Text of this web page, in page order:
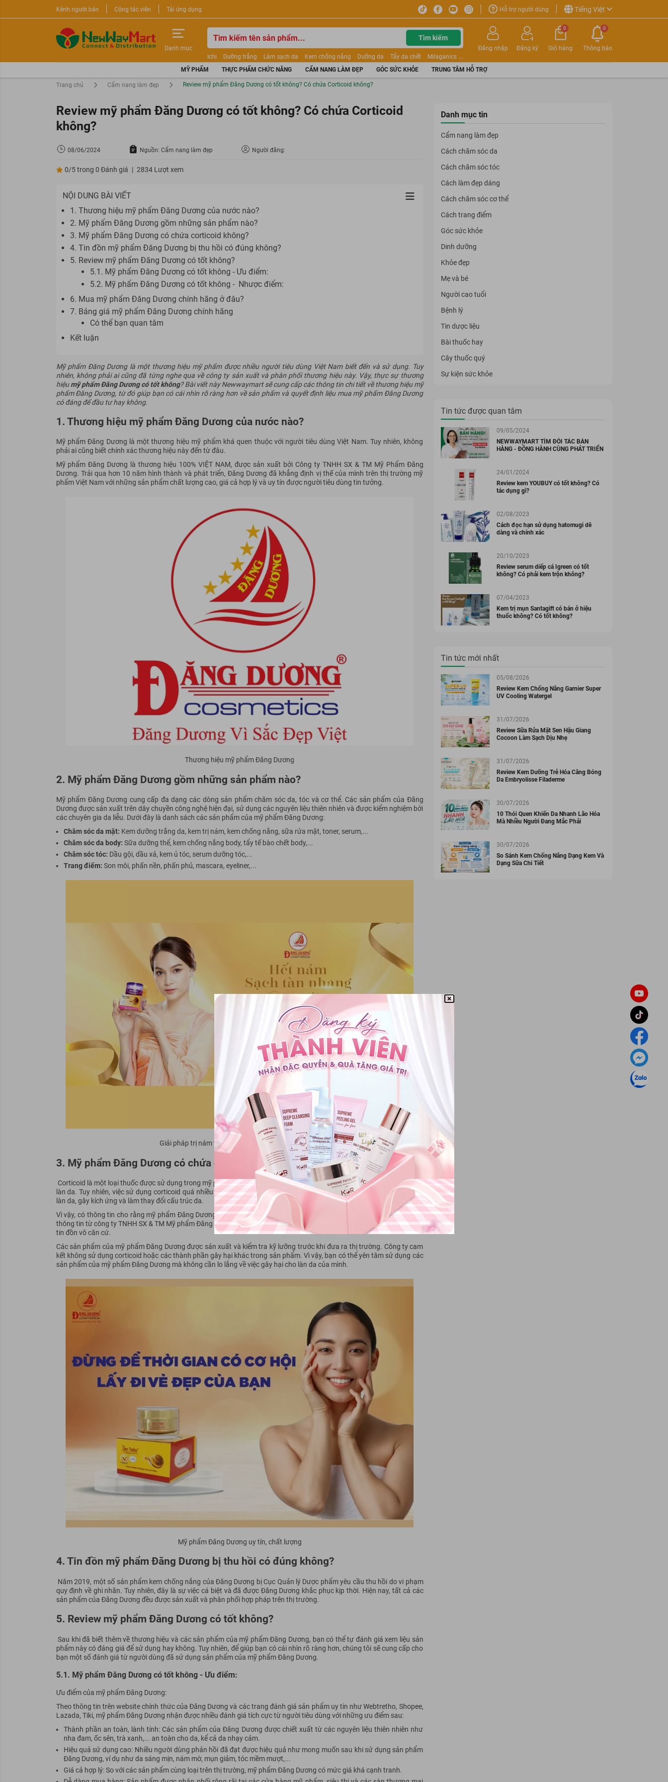
Kênh người bán Cộng tác viên Tải ứng dụng Hỗ trợ người dùng Tiếng Việt
Danh mục
Tìm kiếm
Ichi Dưỡng trắng Làm sạch da Kem chống nắng Dưỡng da Tẩy da chết
Milaganics
Nước tẩy trang
Kem trang điểm Dưỡng trắng Dior Mỹ phẩm Mặt nạ
Tinh chất
Sữa rửa mặt
Đăng nhập Đăng ký
0
Giỏ hàng Thông báo
0
MỸ PHẨM THỰC PHẨM CHỨC NĂNG CẨM NANG LÀM ĐẸP GÓC SỨC KHỎE TRUNG TÂM HỖ TRỢ
Trang chủ Cẩm nang làm đẹp Review mỹ phẩm Đăng Dương có tốt không? Có chứa Corticoid không?
Review mỹ phẩm Đăng Dương có tốt không? Có chứa Corticoid
không?
08/06/2024 Nguồn: Cẩm nang làm đẹp Người đăng:
0/5 trong 0 Đánh giá | 2834 Lượt xem
NỘI DUNG BÀI VIẾT
1. Thương hiệu mỹ phẩm Đăng Dương của nước nào?
2. Mỹ phẩm Đăng Dương gồm những sản phẩm nào?
3. Mỹ phẩm Đăng Dương có chứa corticoid không?
4. Tin đồn mỹ phẩm Đăng Dương bị thu hồi có đúng không?
5. Review mỹ phẩm Đăng Dương có tốt không?
5.1. Mỹ phẩm Đăng Dương có tốt không - Ưu điểm:
5.2. Mỹ phẩm Đăng Dương có tốt không - Nhược điểm:
6. Mua mỹ phẩm Đăng Dương chính hãng ở đâu?
7. Bảng giá mỹ phẩm Đăng Dương chính hãng
Có thể bạn quan tâm
Kết luận
Mỹ phẩm Đăng Dương là một thương hiệu mỹ phẩm được nhiều người tiêu dùng Việt Nam biết đến và sử dụng. Tuy
nhiên, không phải ai cũng đã từng nghe qua về công ty sản xuất và phân phối thương hiệu này. Vậy, thực sự thương
hiệumỹ phẩm Đăng Dương có tốt không? Bài viết nàyNewwaymartsẽ cung cấp các thông tin chi tiết về thương hiệu mỹ
phẩm Đăng Dương, từ đó giúp bạn có cái nhìn rõ ràng hơn về sản phẩm và quyết định liệu mua mỹ phẩm Đăng Dương
có đáng để đầu tư hay không.
1. Thương hiệu mỹ phẩm Đăng Dương của nước nào?
Mỹ phẩm Đăng Dương là một thương hiệu mỹ phẩm khá quen thuộc với người tiêu dùng Việt Nam. Tuy nhiên, không
phải ai cũng biết chính xác thương hiệu này đến từ đâu.
Mỹ phẩm Đăng Dương là thương hiệu 100% VIỆT NAM, được sản xuất bởi Công ty TNHH SX & TM Mỹ Phẩm Đăng
Dương. Trải qua hơn 10 năm hình thành và phát triển, Đăng Dương đã khẳng định vị thế của mình trên thị trường mỹ
phẩm Việt Nam với những sản phẩm chất lượng cao, giá cả hợp lý và uy tín được người tiêu dùng tin tưởng.
Thương hiệu mỹ phẩm Đăng Dương
2. Mỹ phẩm Đăng Dương gồm những sản phẩm nào?
Mỹ phẩm Đăng Dương cung cấp đa dạng các dòng sản phẩm chăm sóc da, tóc và cơ thể. Các sản phẩm của Đăng
Dương được sản xuất trên dây chuyền công nghệ hiện đại, sử dụng các nguyên liệu thiên nhiên và được kiểm nghiệm bởi
các chuyên gia da liễu. Dưới đây là danh sách các sản phẩm của mỹ phẩm Đăng Dương:
Chăm sóc da mặt: Kem dưỡng trắng da, kem trị nám, kem chống nắng, sữa rửa mặt, toner, serum,...
Chăm sóc da body: Sữa dưỡng thể, kem chống nắng body, tẩy tế bào chết body,...
Chăm sóc tóc: Dầu gội, dầu xả, kem ủ tóc, serum dưỡng tóc,...
Trang điểm: Son môi, phấn nền, phấn phủ, mascara, eyeliner,...
Giải pháp trị nám tàn nhang - mỹ phẩm Đăng Dương
3. Mỹ phẩm Đăng Dương có chứa corticoid không?
Corticoid là một loại thuốc được sử dụng trong mỹ phẩm để giúp làm trắng da, trị mụn và các vấn đề khác liên quan đến
làn da. Tuy nhiên, việc sử dụng corticoid quá nhiều và không đúng cách có thể gây ra những tác hại nghiêm trọng cho
làn da, gây kích ứng và làm thay đổi cấu trúc da.
Vì vậy, có thông tin cho rằng mỹ phẩm Đăng Dương có chứa corticoid và đang bị thu hồi tại thị trường. Tuy nhiên, theo
thông tin từ công ty TNHH SX & TM Mỹ phẩm Đăng Dương, những tin đồn này hoàn toàn không có cơ sở và chỉ là những
tin đồn vô căn cứ.
Các sản phẩm của mỹ phẩm Đăng Dương được sản xuất và kiểm tra kỹ lưỡng trước khi đưa ra thị trường. Công ty cam
kết không sử dụng corticoid hoặc các thành phần gây hại khác trong sản phẩm. Vì vậy, bạn có thể yên tâm sử dụng các
sản phẩm của mỹ phẩm Đăng Dương mà không cần lo lắng về việc gây hại cho làn da của mình.
Mỹ phẩm Đăng Dương uy tín, chất lượng
4. Tin đồn mỹ phẩm Đăng Dương bị thu hồi có đúng không?
Năm 2019, một số sản phẩm kem chống nắng của Đăng Dương bị Cục Quản lý Dược phẩm yêu cầu thu hồi do vi phạm
quy định về ghi nhãn. Tuy nhiên, đây là sự việc cá biệt và đã được Đăng Dương khắc phục kịp thời. Hiện nay, tất cả các
sản phẩm của Đăng Dương đều được sản xuất và phân phối hợp pháp trên thị trường.
5. Review mỹ phẩm Đăng Dương có tốt không?
Sau khi đã biết thêm về thương hiệu và các sản phẩm của mỹ phẩm Đăng Dương, bạn có thể tự đánh giá xem liệu sản
phẩm này có đáng giá để sử dụng hay không. Tuy nhiên, để giúp bạn có cái nhìn rõ ràng hơn, chúng tôi sẽ cung cấp cho
bạn một số đánh giá từ người dùng đã sử dụng sản phẩm của mỹ phẩm Đăng Dương.
5.1. Mỹ phẩm Đăng Dương có tốt không - Ưu điểm:
Ưu điểm của mỹ phẩm Đăng Dương:
Theo thông tin trên website chính thức của Đăng Dương và các trang đánh giá sản phẩm uy tín như Webtretho, Shopee,
Lazada, Tiki, mỹ phẩm Đăng Dương nhận được nhiều đánh giá tích cực từ người tiêu dùng với những ưu điểm sau:
Thành phần an toàn, lành tính: Các sản phẩm của Đăng Dương được chiết xuất từ các nguyên liệu thiên nhiên như
nha đam, ốc sên, trà xanh,... an toàn cho da, kể cả da nhạy cảm.
Hiệu quả sử dụng cao: Nhiều người dùng phản hồi đã đạt được hiệu quả như mong muốn sau khi sử dụng sản phẩm
Đăng Dương, ví dụ như da sáng mịn, nám mờ, mụn giảm, tóc mềm mượt,...
Giá cả hợp lý: So với các sản phẩm cùng loại trên thị trường, mỹ phẩm Đăng Dương có mức giá khá cạnh tranh.
Danh mục tin
Cẩm nang làm đẹp
Cách chăm sóc da
Cách chăm sóc tóc
Cách làm đẹp dáng
Cách chăm sóc cơ thể
Cách trang điểm
Góc sức khỏe
Dinh dưỡng
Khỏe đẹp
Mẹ và bé
Người cao tuổi
Bệnh lý
Tin dược liệu
Bài thuốc hay
Cây thuốc quý
Sự kiện sức khỏe
Tin tức được quan tâm
09/05/2024
NEWWAYMART TÌM ĐỐI TÁC BÁN
HÀNG - ĐỒNG HÀNH CÙNG PHÁT TRIỂN
24/01/2024
Review kem YOUBUY có tốt không? Có
tác dụng gì?
02/08/2023
Cách đọc hạn sử dụng hatomugi dễ
dàng và chính xác
20/10/2023
Review serum diếp cá Igreen có tốt
không? Có phải kem trộn không?
07/04/2023
Kem trị mụn Santagift có bán ở hiệu
thuốc không? Có tốt không?
Tin tức mới nhất
05/08/2026
Review Kem Chống Nắng Garnier Super
UV Cooling Watergel
31/07/2026
Review Sữa Rửa Mặt Sen Hậu Giang
Cocoon Làm Sạch Dịu Nhẹ
31/07/2026
Review Kem Dưỡng Trẻ Hóa Căng Bóng
Da Embryolisse Filaderme
30/07/2026
10 Thói Quen Khiến Da Nhanh Lão Hóa
Mà Nhiều Người Đang Mắc Phải
30/07/2026
So Sánh Kem Chống Nắng Dạng Kem Và
Dạng Sữa Chi Tiết